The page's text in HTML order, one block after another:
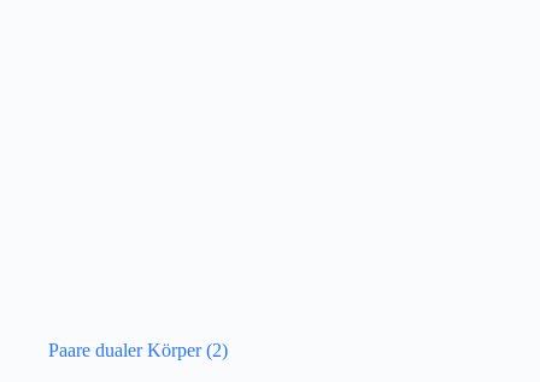
Paare dualer Körper(2)